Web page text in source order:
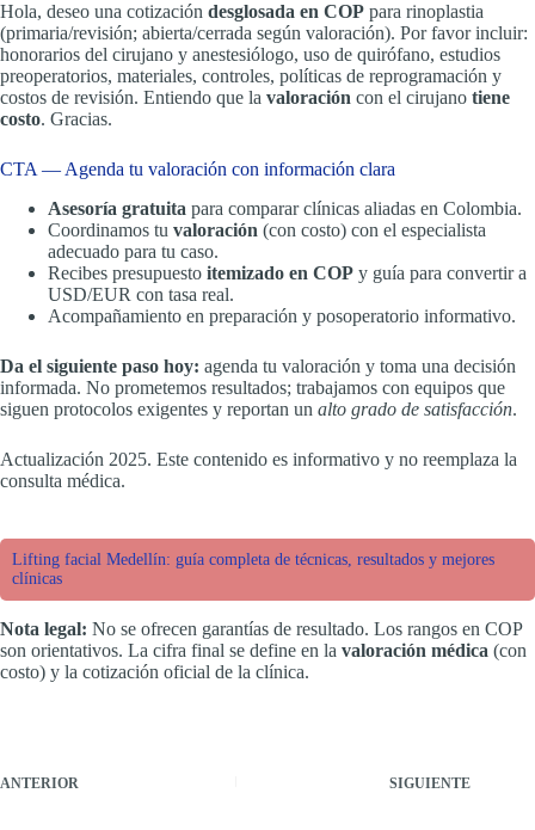
Hola, deseo una cotización desglosada en COP para rinoplastia
(primaria/revisión; abierta/cerrada según valoración). Por favor incluir:
honorarios del cirujano y anestesiólogo, uso de quirófano, estudios
preoperatorios, materiales, controles, políticas de reprogramación y
costos de revisión. Entiendo que la valoración con el cirujano tiene
costo. Gracias.
CTA — Agenda tu valoración con información clara
Asesoría gratuita para comparar clínicas aliadas en Colombia.
Coordinamos tu valoración (con costo) con el especialista
adecuado para tu caso.
Recibes presupuesto itemizado en COP y guía para convertir a
USD/EUR con tasa real.
Acompañamiento en preparación y posoperatorio informativo.
Da el siguiente paso hoy: agenda tu valoración y toma una decisión
informada. No prometemos resultados; trabajamos con equipos que
siguen protocolos exigentes y reportan un alto grado de satisfacción.
Actualización 2025. Este contenido es informativo y no reemplaza la
consulta médica.
Lifting facial Medellín: guía completa de técnicas, resultados y mejores
clínicas
Nota legal: No se ofrecen garantías de resultado. Los rangos en COP
son orientativos. La cifra final se define en la valoración médica (con
costo) y la cotización oficial de la clínica.
ANTERIOR SIGUIENTE